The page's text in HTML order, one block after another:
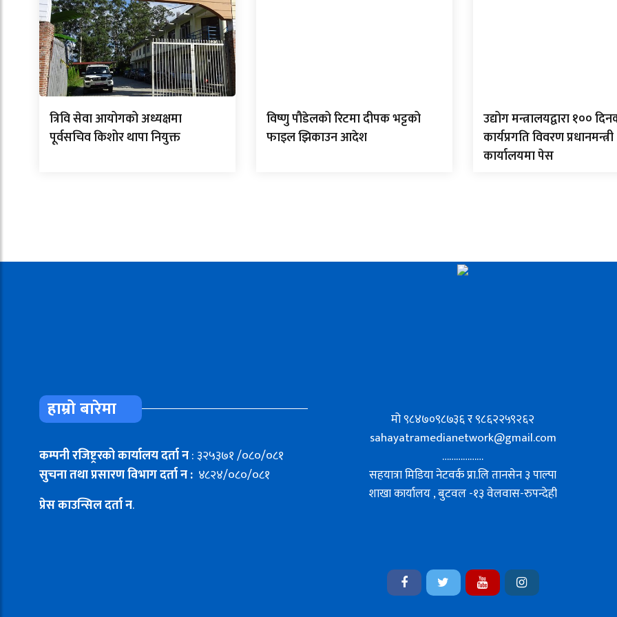
त्रिवि सेवा आयोगको अध्यक्षमा
पूर्वसचिव किशोर थापा नियुक्त
विष्णु पौडेलको रिटमा दीपक भट्टको
फाइल झिकाउन आदेश
उद्योग मन्त्रालयद्वारा १००
कार्यप्रगति विवरण प्रधानमन्त्री
कार्यालयमा पेस
हाम्रो बारेमा
कम्पनी रजिष्ट्ररको कार्यालय दर्ता न: ३२५३७१ /०८०/०८१
सुचना तथा प्रसारण विभाग दर्ता न : ४८२४/०८०/०८१
प्रेस काउन्सिल दर्ता न.
मो ९८४७०९८७३६ र ९८६२२५९२६२
sahayatramedianetwork@gmail.com
………………
सहयात्रा मिडिया नेटवर्क प्रा.लि तानसेन ३ पाल्पा
शाखा कार्यालय , बुटवल -१३ वेलवास-रुपन्देही